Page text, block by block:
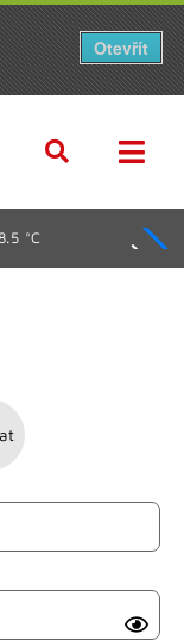
°C
Otevřít